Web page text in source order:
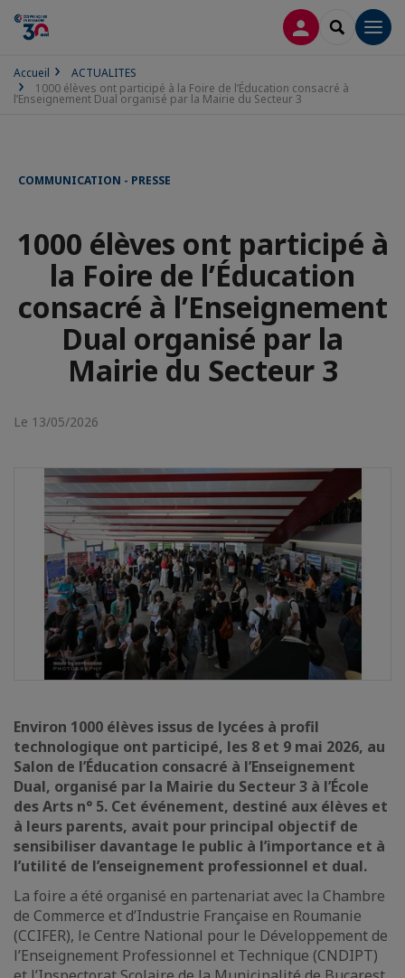
CONNEXION
Accueil
ACTUALITES
1000 élèves ont participé à la Foire de l’Éducation consacré à
l’Enseignement Dual organisé par la Mairie du Secteur 3
COMMUNICATION - PRESSE
1000 élèves ont participé à
la Foire de l’Éducation
consacré à l’Enseignement
Dual organisé par la
Mairie du Secteur 3
Le 13/05/2026
Environ 1000 élèves issus de lycées à profil
technologique ont participé, les 8 et 9 mai 2026, au
Salon de l’Éducation consacré à l’Enseignement
Dual, organisé par la Mairie du Secteur 3 à l’École
des Arts n° 5. Cet événement, destiné aux élèves et
à leurs parents, avait pour principal objectif de
sensibiliser davantage le public à l’importance et à
l’utilité de l’enseignement professionnel et dual.
La foire a été organisé en partenariat avec la Chambre
de Commerce et d’Industrie Française en Roumanie
(CCIFER), le Centre National pour le Développement de
l’Enseignement Professionnel et Technique (CNDIPT)